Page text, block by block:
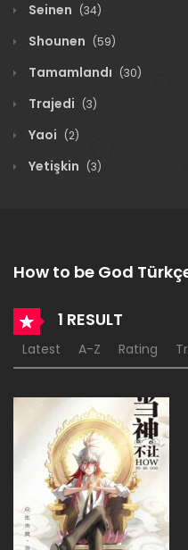
Seinen (34)
Shounen (59)
Tamamlandı (30)
Trajedi (3)
Yaoi (2)
Yetişkin (3)
How to be God
1 RESULT
Latest A-Z Rating